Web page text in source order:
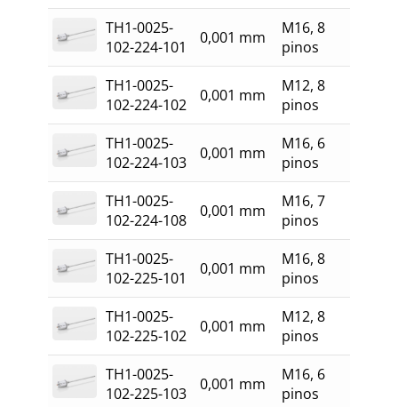
TH1-0025-
102-224-101
0,001 mm
M16, 8
pinos
TH1-0025-
102-224-102
0,001 mm
M12, 8
pinos
TH1-0025-
102-224-103
0,001 mm
M16, 6
pinos
TH1-0025-
102-224-108
0,001 mm
M16, 7
pinos
TH1-0025-
102-225-101
0,001 mm
M16, 8
pinos
TH1-0025-
102-225-102
0,001 mm
M12, 8
pinos
TH1-0025-
102-225-103
0,001 mm
M16, 6
pinos